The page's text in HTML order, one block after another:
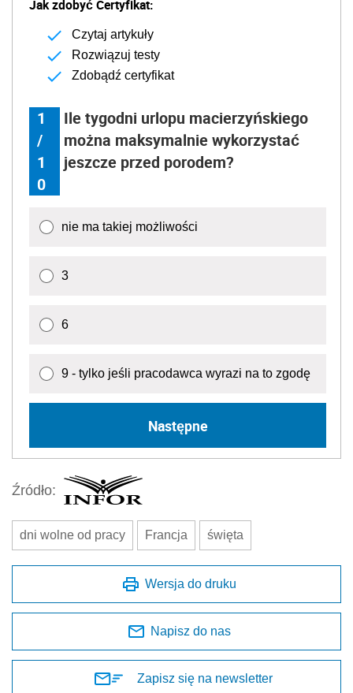
Jak zdobyć Certyfikat:
Czytaj artykuły
Rozwiązuj testy
Zdobądź certyfikat
1
/
1
0
Ile tygodni urlopu macierzyńskiego
można maksymalnie wykorzystać
jeszcze przed porodem?
nie ma takiej możliwości
3
6
9 - tylko jeśli pracodawca wyrazi na to zgodę
Następne
Źródło:
dni wolne od pracy Francja święta
Wersja do druku
Napisz do nas
Zapisz się na newsletter